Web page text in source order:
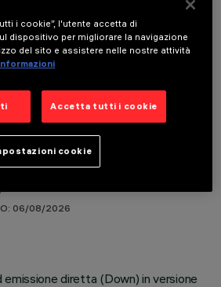
OPZIONALI
06/08/2026
diretta (Down) in versione
i cookie”, l'utente accetta di
dispositivo per migliorare la navigazione
del sito e assistere nelle nostre attività
Accetta tutti i cookie
cookie